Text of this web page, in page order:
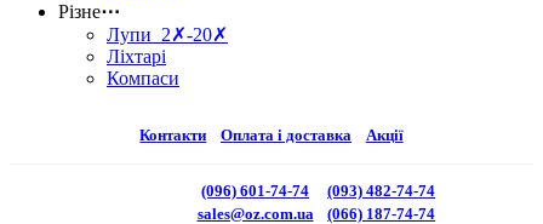
Різне⋯
Лупи 2✗-20✗
Ліхтарі
Компаси
Контакти Оплата і доставка Акції
(096) 601-74-74
sales@oz.com.ua
(093) 482-74-74
(066) 187-74-74